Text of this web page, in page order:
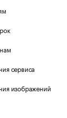
сервиса
изображений